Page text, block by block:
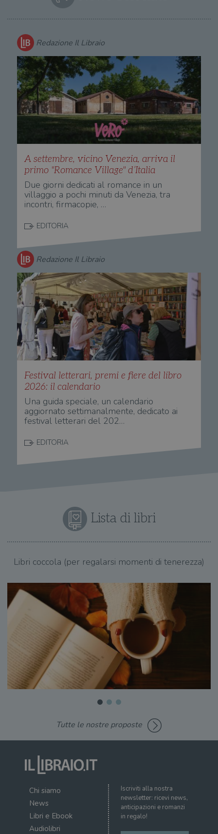
Redazione Il Libraio
A settembre, vicino Venezia, arriva il
primo "Romance Village" d’Italia
Due giorni dedicati al romance in un
villaggio a pochi minuti da Venezia, tra
incontri, firmacopie, …
EDITORIA
Redazione Il Libraio
Festival letterari, premi e fiere del libro
2026: il calendario
Una guida speciale, un calendario
aggiornato settimanalmente, dedicato ai
festival letterari del 202…
EDITORIA
Lista di libri
Libri coccola (per regalarsi momenti di tenerezza)
Tutte le nostre proposte
Chi siamo
News
Libri e Ebook
Audiolibri
Iscriviti alla nostra
newsletter: ricevi news,
anticipazioni e romanzi
in regalo!